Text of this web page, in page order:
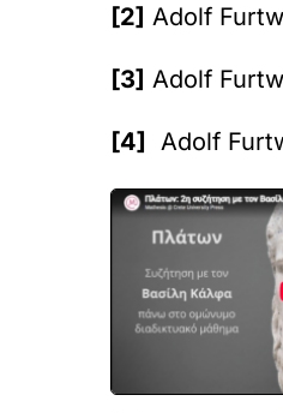
[2] Adolf
[3] Adolf
[4] Adolf